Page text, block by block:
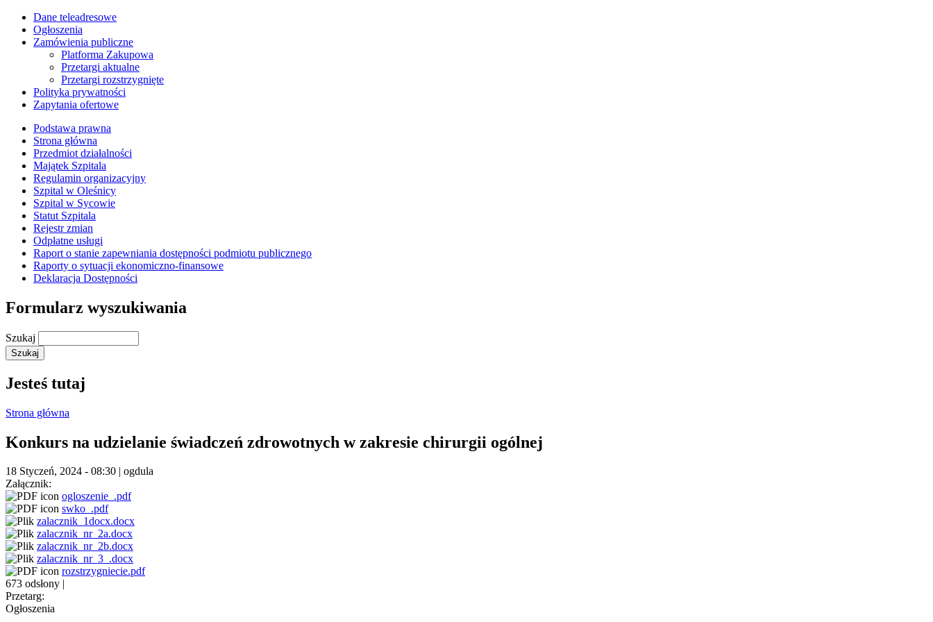
Dane teleadresowe
Ogłoszenia
Zamówienia publiczne
Platforma Zakupowa
Przetargi aktualne
Przetargi rozstrzygnięte
Polityka prywatności
Zapytania ofertowe
Podstawa prawna
Strona główna
Przedmiot działalności
Majątek Szpitala
Regulamin organizacyjny
Szpital w Oleśnicy
Szpital w Sycowie
Statut Szpitala
Rejestr zmian
Odpłatne usługi
Raport o stanie zapewniania dostępności podmiotu publicznego
Raporty o sytuacji ekonomiczno-finansowe
Deklaracja Dostępności
Formularz wyszukiwania
Szukaj
Jesteś tutaj
Strona główna
Konkurs na udzielanie świadczeń zdrowotnych w zakresie chirurgii ogólnej
18 Styczeń, 2024 - 08:30 | ogdula
Załącznik:
ogloszenie_.pdf
swko_.pdf
zalacznik_1docx.docx
zalacznik_nr_2a.docx
zalacznik_nr_2b.docx
zalacznik_nr_3_.docx
rozstrzygniecie.pdf
673 odsłony |
Przetarg:
Ogłoszenia